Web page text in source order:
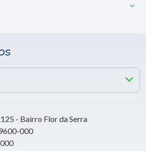
- Bairro Flor da Serra
000